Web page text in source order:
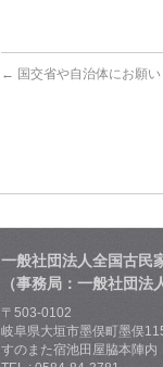
← 国交省や自治体にお願
一般社団法人全国古民
（事務局：一般社団法
〒503-0102
岐阜県大垣市墨俣町墨俣
すのまた宿池田屋脇本陣内